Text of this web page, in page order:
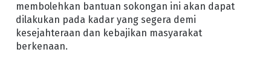
membolehkan bantuan sokongan ini akan dapat
dilakukan pada kadar yang segera demi
kesejahteraan dan kebajikan masyarakat
berkenaan.